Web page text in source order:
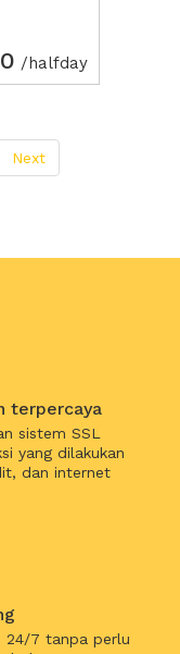
/halfday
Next
terpercaya
sistem SSL
yang dilakukan
dan internet
24/7 tanpa perlu